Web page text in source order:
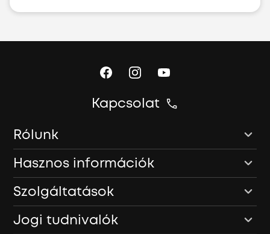
Kapcsolat
Rólunk
Hasznos információk
Szolgáltatások
Jogi tudnivalók